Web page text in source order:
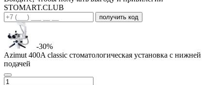
STOMART.CLUB
получить код
-30%
Azimut 400A classic стоматологическая установка с нижней
подачей